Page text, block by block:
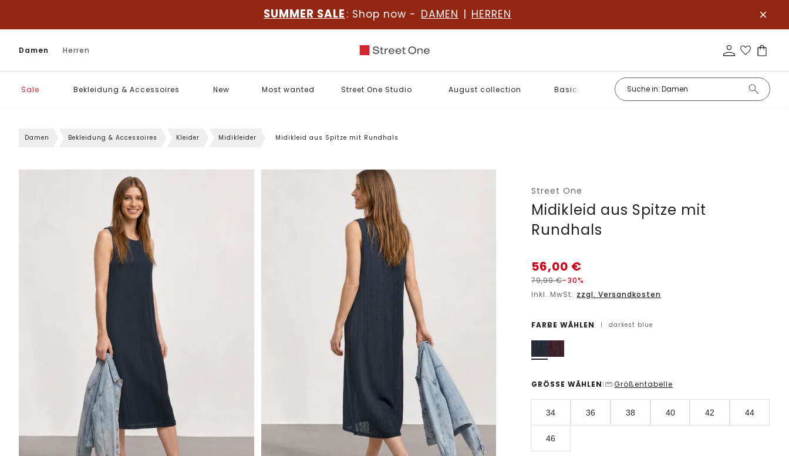
SUMMER SALE : Shop now - DAMEN | HERREN
Damen Herren
Sale Bekleidung & Accessoires New Most wanted Street One Studio August collection Basics
Damen Bekleidung & Accessoires Kleider Midikleider Midikleid aus Spitze mit Rundhals
Street One
Midikleid aus Spitze mit
Rundhals
56,00 €
79,99€-30%
inkl. MwSt. zzgl. Versandkosten
FARBE WÄHLEN | darkest blue
GRÖSSE WÄHLEN | Größentabelle
34 36 38 40 42 44
46